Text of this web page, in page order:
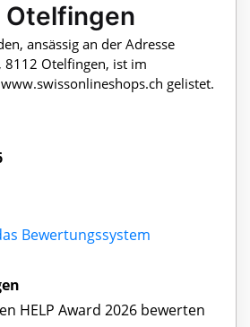
Otelfingen
ansässig an der Adresse
8112 Otelfingen, ist im
gelistet.
Bewertungssystem
HELP Award 2026 bewerten